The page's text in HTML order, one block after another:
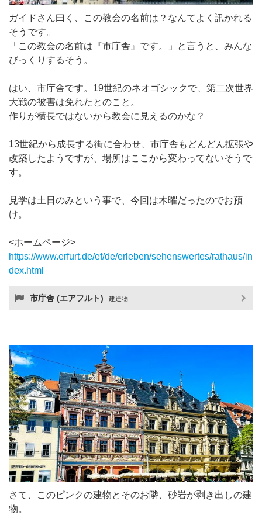
ガイドさん曰く、この教会の名前は？なんてよく訊かれる
そうです。
「この教会の名前は『市庁舎』です。」と言うと、みんな
びっくりするそう。
はい、市庁舎です。19世紀のネオゴシックで、第二次世界
大戦の被害は免れたとのこと。
作りが横長ではないから教会に見えるのかな？
13世紀から成長する街に合わせ、市庁舎もどんどん拡張や
改築したようですが、場所はここから変わってないそうで
す。
見学は土日のみという事で、今回は木曜だったのでお預
け。
<ホームページ>
https://www.erfurt.de/ef/de/erleben/sehenswertes/rathaus/in
dex.html
市庁舎 (エアフルト) 建造物
さて、このピンクの建物とそのお隣、砂岩が剥き出しの建
物。